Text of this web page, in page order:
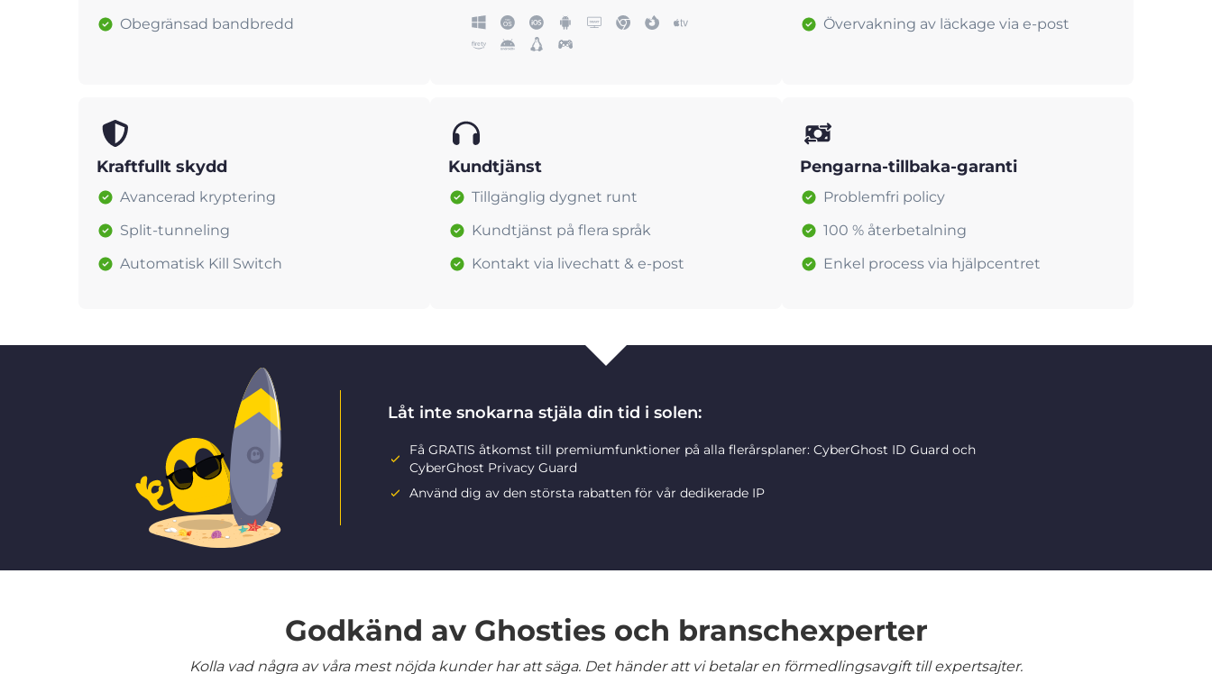
Obegränsad bandbredd
Övervakning av läckage via e-post
Kraftfullt skydd
Avancerad kryptering
Split-tunneling
Automatisk Kill Switch
Kundtjänst
Tillgänglig dygnet runt
Kundtjänst på flera språk
Kontakt via livechatt & e-post
Pengarna-tillbaka-garanti
Problemfri policy
100 % återbetalning
Enkel process via hjälpcentret
Låt inte snokarna stjäla din tid i solen:
Få GRATIS åtkomst till premiumfunktioner på alla flerårsplaner: CyberGhost ID Guard och
CyberGhost Privacy Guard
Använd dig av den största rabatten för vår dedikerade IP
Godkänd av Ghosties och branschexperter
Kolla vad några av våra mest nöjda kunder har att säga. Det händer att vi betalar en förmedlingsavgift till expertsajter.